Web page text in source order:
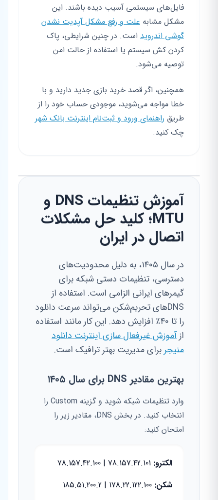
فایل‌های سیستمی آسیب دیده باشند. این
مشکل مشابه علت و رفع مشکل آپدیت نشدن
گوشی اندروید است. در چنین شرایطی، پاک
کردن کش سیستم یا استفاده از حالت امن
توصیه می‌شود.
همچنین، اگر قصد خرید بازی جدید دارید و با
خطا مواجه می‌شوید، موجودی حساب خود را از
طریق راهنمای ورود و ثبت‌نام اینترنت بانک شهر
چک کنید.
آموزش تنظیمات DNS و
MTU؛ کلید حل مشکلات
اتصال در ایران
در سال ۱۴۰۵، به دلیل محدودیت‌های
دسترسی، تنظیمات دستی شبکه برای
گیمرهای ایرانی الزامی است. استفاده از
DNSهای تحریم‌شکن می‌تواند سرعت دانلود
را تا ۴۰٪ افزایش دهد. این کار مانند استفاده
ازآموزش غیرفعال سازی اینترنت دانلود
منیجر برای مدیریت بهتر ترافیک است.
بهترین مقادیر DNS برای سال ۱۴۰۵
وارد تنظیمات شبکه شوید و گزینه Custom را
انتخاب کنید. در بخش DNS، مقادیر زیر را
امتحان کنید:
الکترو:
شکن: